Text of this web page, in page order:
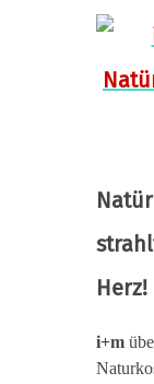
Herz!
i+m